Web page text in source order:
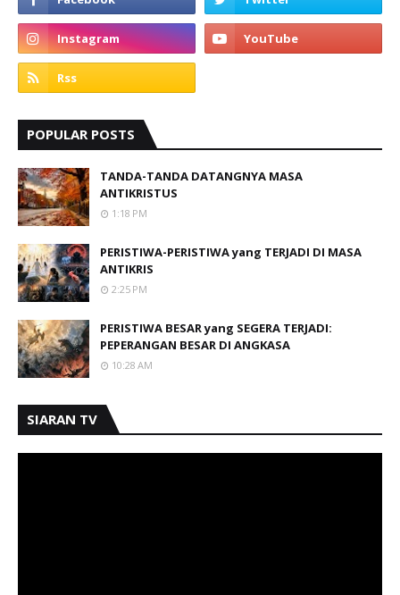
POPULAR POSTS
TANDA-TANDA DATANGNYA MASA
ANTIKRISTUS
1:18 PM
PERISTIWA-PERISTIWA yang TERJADI DI MASA
ANTIKRIS
2:25 PM
PERISTIWA BESAR yang SEGERA TERJADI:
PEPERANGAN BESAR DI ANGKASA
10:28 AM
SIARAN TV